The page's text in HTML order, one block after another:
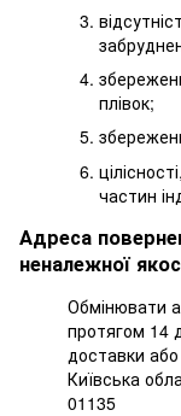
плівок;
частин
Адреса
неналежної
Обмінювати
протягом 14
доставки
Київська
01135